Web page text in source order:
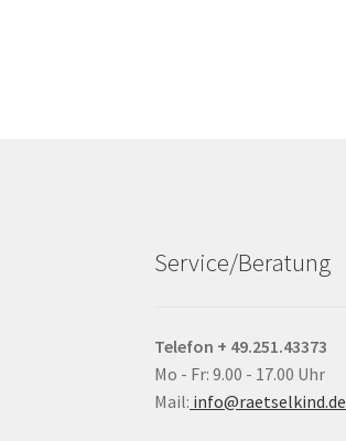
Service/Beratung
Telefon + 49.251.43373
Mo - Fr: 9.00 - 17.00 Uhr
Mail: info@raetselkind.de